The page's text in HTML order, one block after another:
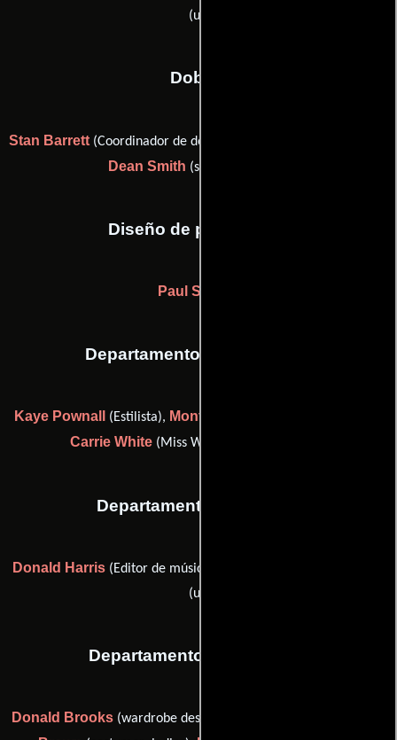
(u))
Dobles
Stan Barrett(Coordinador de dobles),
Dean Smith (stunt double (u))
Diseño de producción
Paul Sylbert
Departamento de maquillaje
Kaye Pownall (Estilista), Monty Westmore
Carrie White(Miss Woodward's hair styles)
Departamento de musica
Donald Harris(Editor de música) y
(u))
Departamento de vestuario
Donald Brooks(wardrobe designer: Miss Woodward),